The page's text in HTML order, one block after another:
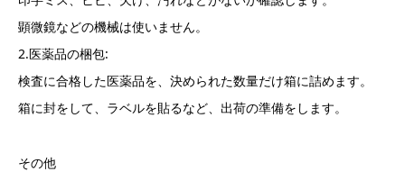
顕微鏡などの機械は使いません。
2.医薬品の梱包:
検査に合格した医薬品を、決められた数量だけ箱に詰めます。
箱に封をして、ラベルを貼るなど、出荷の準備をします。
その他